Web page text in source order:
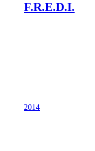
F.R.E.D.I.
2014